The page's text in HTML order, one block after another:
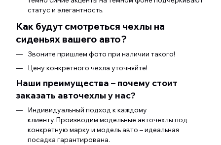
статус и элегантность.
Как будут смотреться чехлы на
сиденьях вашего авто?
Звоните пришлем фото при наличии такого!
Цену конкретного чехла уточняйте!
Наши преимущества – почему стоит
заказать авточехлы у нас?
Индивидуальный подход к каждому
клиенту.Производим модельные авточехлы под
конкретную марку и модель авто – идеальная
посадка гарантирована.